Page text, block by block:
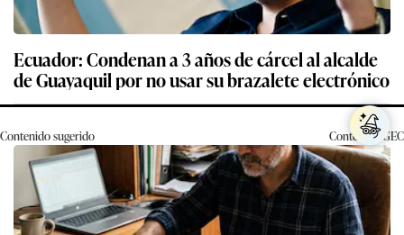
Ecuador: Condenan a 3 años de cárcel al alcalde
de Guayaquil por no usar su brazalete electrónico
Contenido sugerido ContenidoGEC